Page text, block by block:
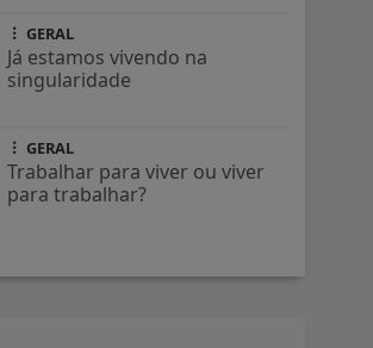
GERAL
Já estamos vivendo na
singularidade
GERAL
Trabalhar para viver ou viver
para trabalhar?